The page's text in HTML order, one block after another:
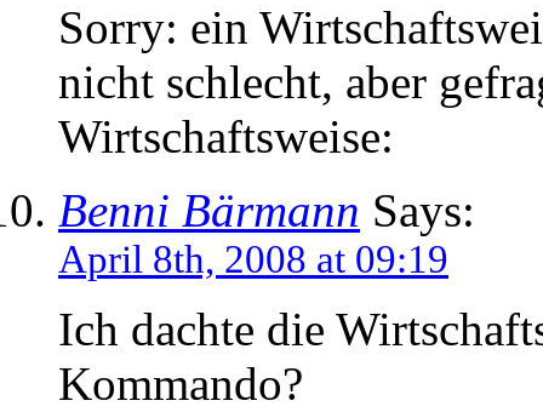
Sorry: ein
nicht schlecht, aber
Wirtschaftsweise:
Benni Bärmann Says:
April 8th, 2008 at 09:19
Ich dachte die
Kommando?